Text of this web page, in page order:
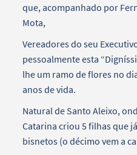
que, acompanhado por
Mota,
Vereadores do seu
pessoalmente esta
lhe um ramo de flores no
anos de vida.
Natural de Santo Aleixo,
Catarina criou 5 filhas que
bisnetos (o décimo vem a